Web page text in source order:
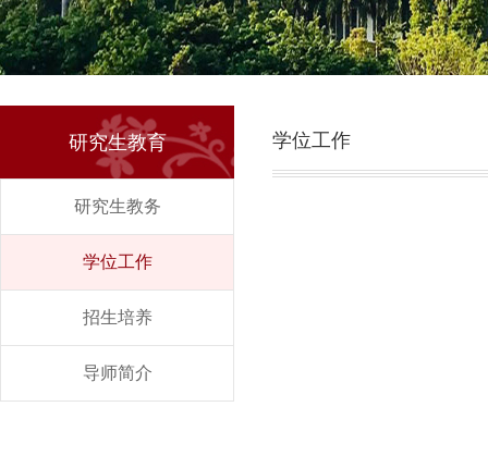
研究生教育
研究生教务
学位工作
招生培养
导师简介
学位工作